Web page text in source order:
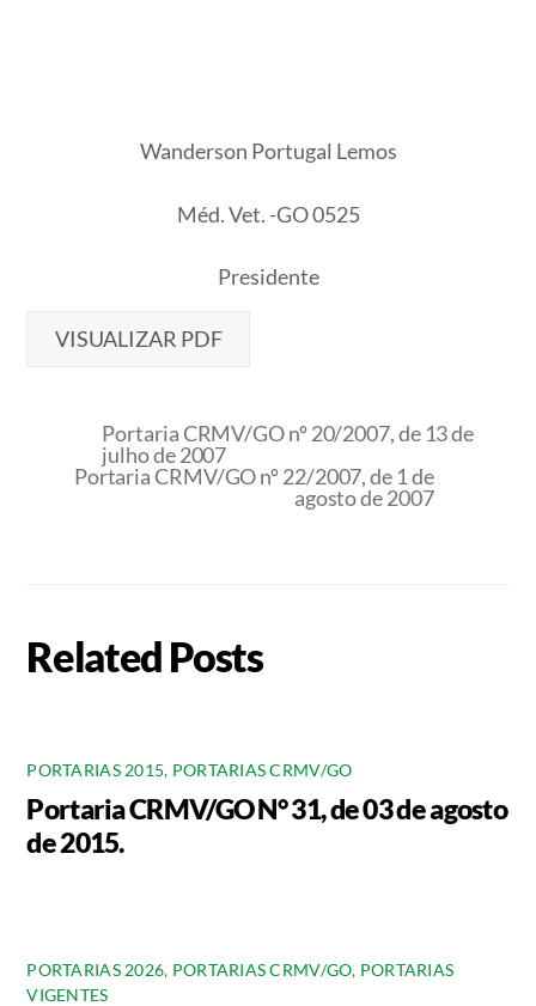
Wanderson Portugal Lemos
Méd. Vet. -GO 0525
Presidente
VISUALIZAR PDF
Portaria CRMV/GO nº 20/2007, de 13 de
julho de 2007
Portaria CRMV/GO nº 22/2007, de 1 de
agosto de 2007
Related Posts
PORTARIAS 2015, PORTARIAS CRMV/GO
Portaria CRMV/GO N° 31, de 03 de agosto
de 2015.
PORTARIAS 2026, PORTARIAS CRMV/GO, PORTARIAS
VIGENTES